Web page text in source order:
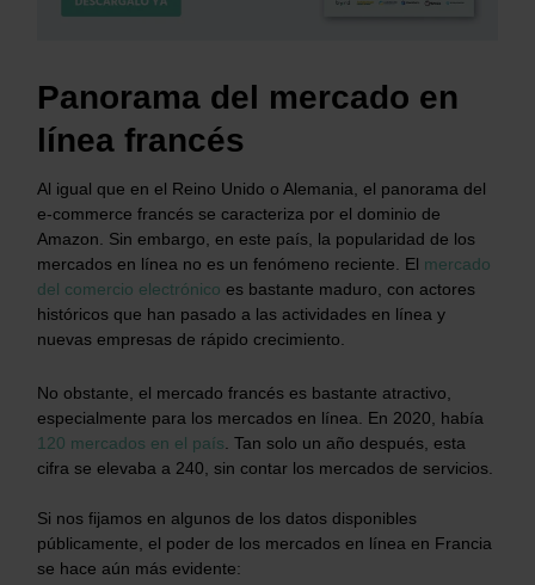
Panorama del mercado en
línea francés
Al igual que en el Reino Unido o Alemania, el panorama del
e-commerce francés se caracteriza por el dominio de
Amazon. Sin embargo, en este país, la popularidad de los
mercados en línea no es un fenómeno reciente. El mercado
del comercio electrónico es bastante maduro, con actores
históricos que han pasado a las actividades en línea y
nuevas empresas de rápido crecimiento.
No obstante, el mercado francés es bastante atractivo,
especialmente para los mercados en línea. En 2020, había
120 mercados en el país Tan solo un año después, esta
cifra se elevaba a 240, sin contar los mercados de servicios.
Si nos fijamos en algunos de los datos disponibles
públicamente, el poder de los mercados en línea en Francia
se hace aún más evidente: